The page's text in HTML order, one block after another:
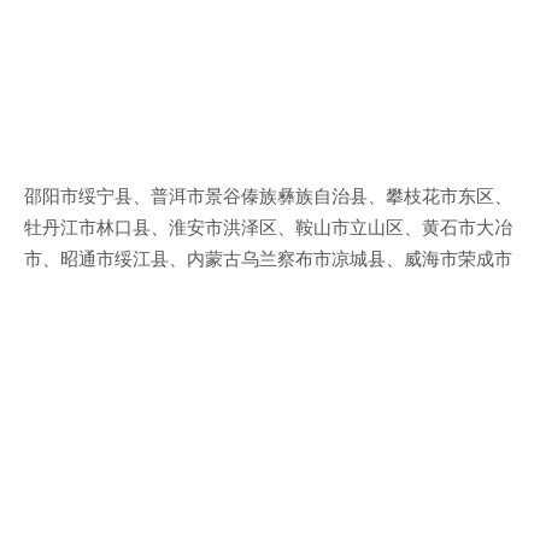
邵阳市绥宁县、普洱市景谷傣族彝族自治县、攀枝花市东区、
牡丹江市林口县、淮安市洪泽区、鞍山市立山区、黄石市大冶
市、昭通市绥江县、内蒙古乌兰察布市凉城县、威海市荣成市